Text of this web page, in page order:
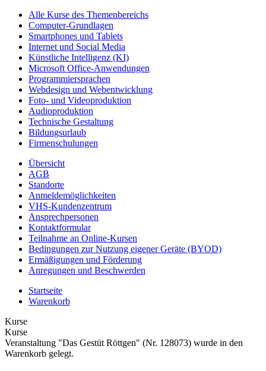
Alle Kurse des Themenbereichs
Computer-Grundlagen
Smartphones und Tablets
Internet und Social Media
Künstliche Intelligenz (KI)
Microsoft Office-Anwendungen
Programmiersprachen
Webdesign und Webentwicklung
Foto- und Videoproduktion
Audioproduktion
Technische Gestaltung
Bildungsurlaub
Firmenschulungen
Übersicht
AGB
Standorte
Anmeldemöglichkeiten
VHS-Kundenzentrum
Ansprechpersonen
Kontaktformular
Teilnahme an Online-Kursen
Bedingungen zur Nutzung eigener Geräte (BYOD)
Ermäßigungen und Förderung
Anregungen und Beschwerden
Startseite
Warenkorb
Kurse
Kurse
Veranstaltung "Das Gestüt Röttgen" (Nr. 128073) wurde in den
Warenkorb gelegt.